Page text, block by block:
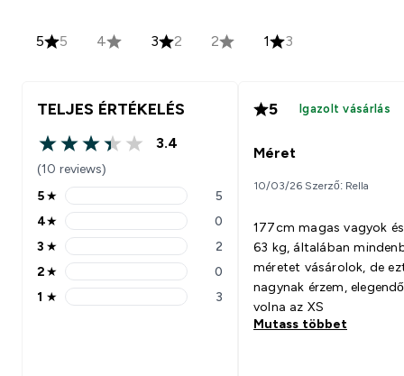
5 5 4 3 2 2 1 3
TELJES ÉRTÉKELÉS
3.4 out of 5 stars
3.4
(10 reviews)
5 stars rating 5 reviews
5★ 5
4 stars rating 0 reviews
4★ 0
3 stars rating 2 reviews
3 ★ 2
2 stars rating 0 reviews
2★ 0
1 stars rating 3 reviews
1 ★ 3
5 Igazolt vásárlás
Méret
10/03/26 Szerző: Rella
177cm magas vagyok
63 kg, általában
méretet vásárolok, de
nagynak érzem,
volna az XS
Mutass többet